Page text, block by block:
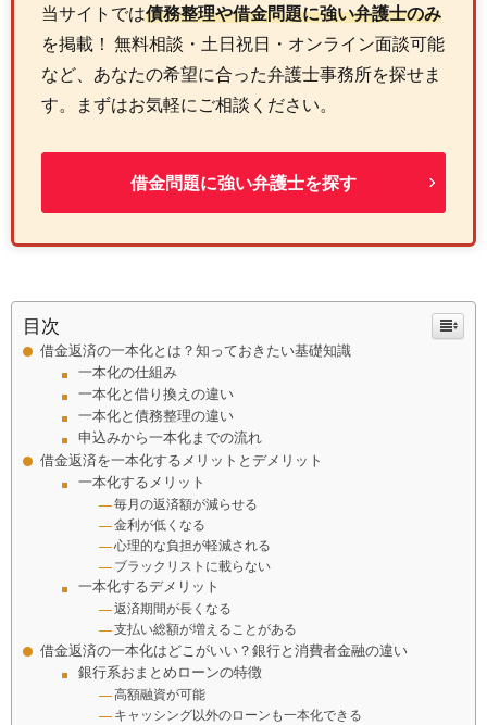
当サイトでは債務整理や借金問題に強い弁護士のみ
を掲載！ 無料相談・土日祝日・オンライン面談可能
など、あなたの希望に合った弁護士事務所を探せま
す。まずはお気軽にご相談ください。
借金問題に強い弁護士を探す
目次
借金返済の一本化とは？知っておきたい基礎知識
一本化の仕組み
一本化と借り換えの違い
一本化と債務整理の違い
申込みから一本化までの流れ
借金返済を一本化するメリットとデメリット
一本化するメリット
毎月の返済額が減らせる
金利が低くなる
心理的な負担が軽減される
ブラックリストに載らない
一本化するデメリット
返済期間が長くなる
支払い総額が増えることがある
借金返済の一本化はどこがいい？銀行と消費者金融の違い
銀行系おまとめローンの特徴
高額融資が可能
キャッシング以外のローンも一本化できる